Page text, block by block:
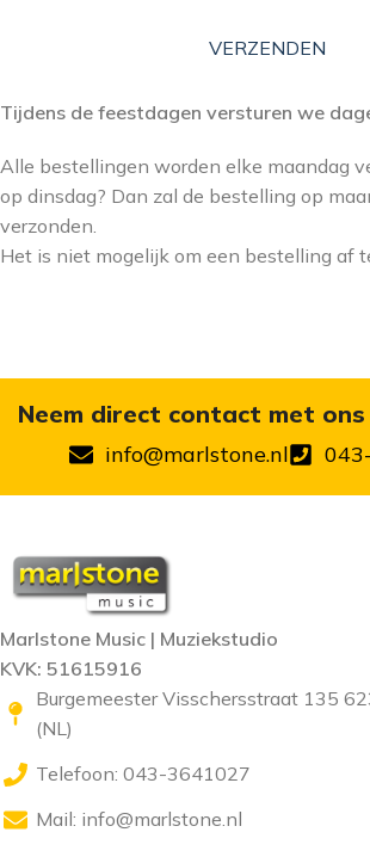
VERZENDEN
Tijdens de feestdagen versturen we
Alle bestellingen worden elke maandag
op dinsdag? Dan zal de bestelling op
verzonden.
Het is niet mogelijk om een bestelling af
Neem direct contact met
info@marlstone.nl
Marlstone Music | Muziekstudio
KVK: 51615916
Burgemeester Visschersstraat 135
(NL)
Telefoon: 043-3641027
Mail: info@marlstone.nl